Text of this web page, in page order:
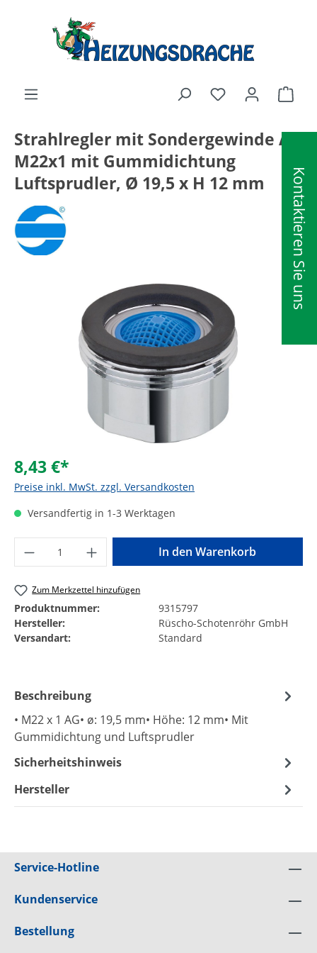
Kontaktieren Sie uns
Strahlregler mit Sondergewinde AG
M22x1 mit Gummidichtung
Luftsprudler, Ø 19,5 x H 12 mm
Bildergalerie überspringen
8,43 €*
Preise inkl. MwSt. zzgl. Versandkosten
Versandfertig in 1-3 Werktagen
Produkt Anzahl: Gib den gewünschten
In den Warenkorb
Zum Merkzettel hinzufügen
Produktnummer:
9315797
Hersteller:
Rüscho-Schotenröhr GmbH
Versandart:
Standard
Beschreibung
• M22 x 1 AG• ø: 19,5 mm• Höhe: 12 mm• Mit
Gummidichtung und Luftsprudler
Sicherheitshinweis
Hersteller
Service-Hotline
Kundenservice
Bestellung